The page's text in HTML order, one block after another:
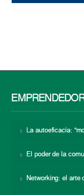
La autoeficacia:
El poder de la
Networking: el arte